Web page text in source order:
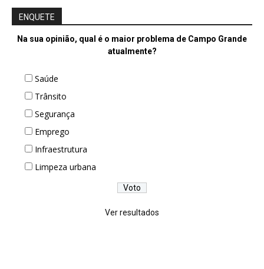
ENQUETE
Na sua opinião, qual é o maior problema de Campo Grande
atualmente?
Saúde
Trânsito
Segurança
Emprego
Infraestrutura
Limpeza urbana
Ver resultados